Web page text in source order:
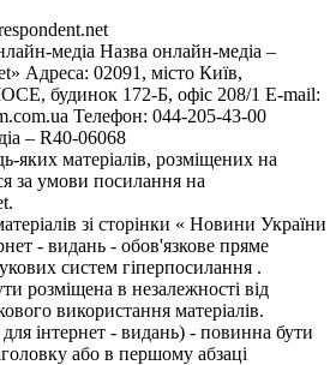
медіа Назва онлайн-медіа –
Адреса: 02091, місто Київ,
будинок 172-Б, офіс 208/1 E-mail:
Телефон: 044-205-43-00
– R40-06068
яких матеріалів, розміщених на
за умови посилання на
зі сторінки « Новини України
- видань - обов'язкове пряме
систем гіперпосилання .
розміщена в незалежності від
використання матеріалів.
інтернет - видань) - повинна бути
або в першому абзаці